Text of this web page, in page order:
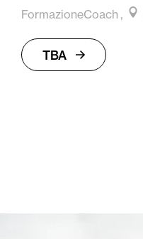
FormazioneCoach
TBA